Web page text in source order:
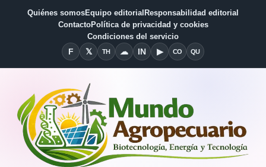
Quiénes somosEquipo editorial Responsabilidad editorial
ContactoPolítica de privacidad y cookies
Condiciones del servicio
FFacebook
𝕏
X THThreads
☁Bluesky
INLinkedin
▶YouTube
COCondiciones del Servicio
QUQuiénes somos